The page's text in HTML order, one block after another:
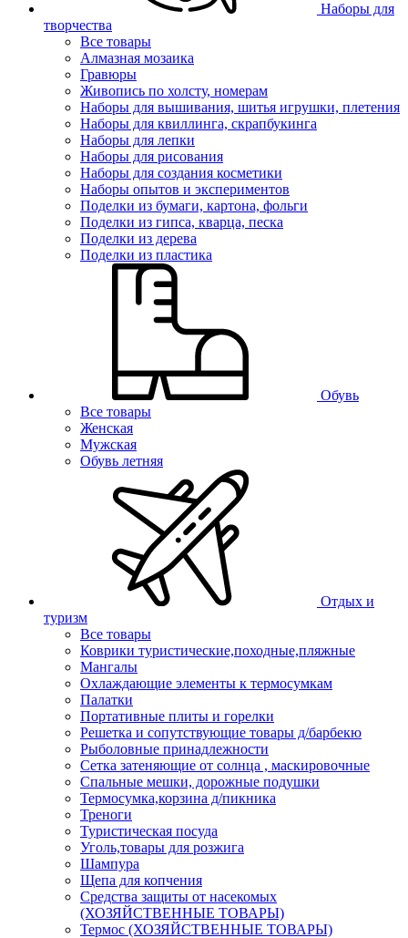
Наборы для
творчества
Все товары
Алмазная мозаика
Гравюры
Живопись по холсту, номерам
Наборы для вышивания, шитья игрушки, плетения
Наборы для квиллинга, скрапбукинга
Наборы для лепки
Наборы для рисования
Наборы для создания косметики
Наборы опытов и экспериментов
Поделки из бумаги, картона, фольги
Поделки из гипса, кварца, песка
Поделки из дерева
Поделки из пластика
Обувь
Все товары
Женская
Мужская
Обувь летняя
Отдых и
туризм
Все товары
Коврики туристические,походные,пляжные
Мангалы
Охлаждающие элементы к термосумкам
Палатки
Портативные плиты и горелки
Решетка и сопутствующие товары д/барбекю
Рыболовные принадлежности
Сетка затеняющие от солнца , маскировочные
Спальные мешки, дорожные подушки
Термосумка,корзина д/пикника
Треноги
Туристическая посуда
Уголь,товары для розжига
Шампура
Щепа для копчения
Средства защиты от насекомых
(ХОЗЯЙСТВЕННЫЕ ТОВАРЫ)
Термос (ХОЗЯЙСТВЕННЫЕ ТОВАРЫ)